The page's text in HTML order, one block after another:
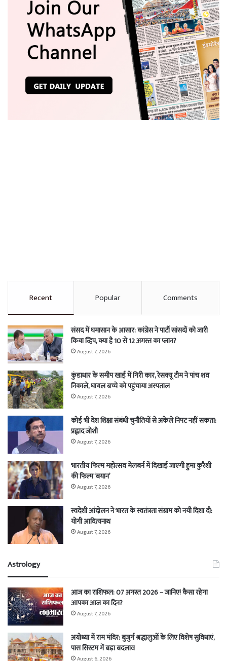
Recent Popular Comments
संसद में घमासान के आसार: कांग्रेस ने पार्टी सांसदों को जारी
किया व्हिप, क्या है 10 से 12 अगस्त का प्लान?
August 7, 2026
कुंडाधार के समीप खाई में गिरी कार, रेसक्यू टीम ने पांच शव
निकाले, घायल बच्चे को पहुंचाया अस्पताल
August 7, 2026
कोई भी देश शिक्षा संबंधी चुनौतियों से अकेले निपट नहीं सकता:
प्रह्लाद जोशी
August 7, 2026
भारतीय फिल्म महोत्सव मेलबर्न में दिखाई जाएगी हुमा कुरैशी
की फिल्म ‘बयान’
August 7, 2026
स्वदेशी आंदोलन ने भारत के स्वतंत्रता संग्राम को नयी दिशा दी:
योगी आदित्यनाथ
August 7, 2026
Astrology
आज का राशिफल: 07 अगस्त 2026 – जानिए! कैसा रहेगा
आपका आज का दिन?
August 7, 2026
अयोध्या में राम मंदिर: बुजुर्ग श्रद्धालुओं के लिए विशेष सुविधाएं,
पास सिस्टम में बड़ा बदलाव
August 6, 2026